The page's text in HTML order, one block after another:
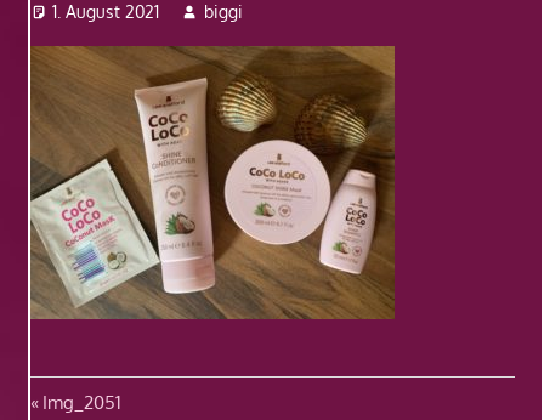
1. August 2021 biggi
Beitragsnavigation
Vorheriger
Img_2051